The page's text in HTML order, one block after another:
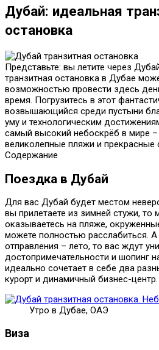
Дубай: идеальная
остановка
Представьте: вы летите через
транзитная остановка в Дубае
возможностью провести здесь
время. Погрузитесь в этот
возвышающийся среди пустыни
уму и технологическим
самый высокий небоскрёб в мире –
великолепные пляжи и прекрасные
Содержание
Поездка в Дубай
Для вас Дубай будет местом
вы прилетаете из зимней стужи, то
оказываетесь на пляже,
можете полностью расслабиться. А
отправления – лето, то вас ждут
достопримечательности и шопинг
идеально сочетает в себе два
курорт и динамичный бизнес-центр.
Утро в Дубае, ОАЭ
Виза